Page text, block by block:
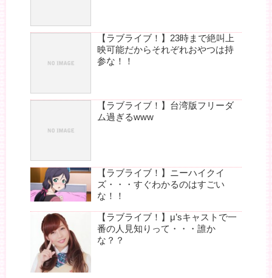
【ラブライブ！】23時まで絶叫上
映可能だからそれぞれおやつは持
参な！！
【ラブライブ！】台湾版フリーダ
ム過ぎるwww
【ラブライブ！】ニーハイクイ
ズ・・・すぐわかるのはすごい
な！！
【ラブライブ！】μ’sキャストで一
番の人見知りって・・・誰か
な？？